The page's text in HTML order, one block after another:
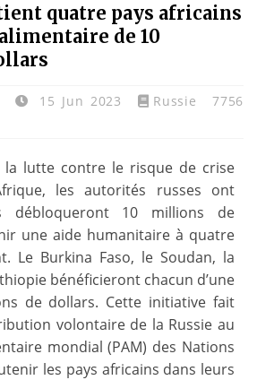
quatre pays africains
de 10
15 Jun 2023 Russie
7756
la lutte contre le risque de crise
les autorités russes ont
débloqueront 10 millions de
une aide humanitaire à quatre
Le Burkina Faso, le Soudan, la
bénéficieront chacun d’une
de dollars. Cette initiative fait
volontaire de la Russie au
mondial (PAM) des Nations
les pays africains dans leurs